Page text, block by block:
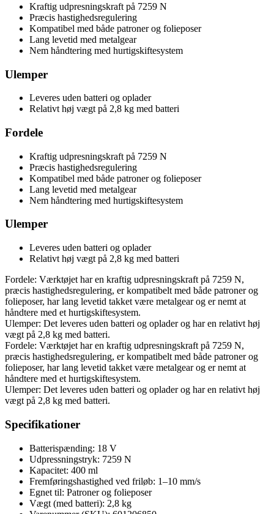
Kraftig udpresningskraft på 7259 N
Præcis hastighedsregulering
Kompatibel med både patroner og folieposer
Lang levetid med metalgear
Nem håndtering med hurtigskiftesystem
Ulemper
Leveres uden batteri og oplader
Relativt høj vægt på 2,8 kg med batteri
Fordele
Kraftig udpresningskraft på 7259 N
Præcis hastighedsregulering
Kompatibel med både patroner og folieposer
Lang levetid med metalgear
Nem håndtering med hurtigskiftesystem
Ulemper
Leveres uden batteri og oplader
Relativt høj vægt på 2,8 kg med batteri
Fordele: Værktøjet har en kraftig udpresningskraft på 7259 N,
præcis hastighedsregulering, er kompatibelt med både patroner og
folieposer, har lang levetid takket være metalgear og er nemt at
håndtere med et hurtigskiftesystem.
Ulemper: Det leveres uden batteri og oplader og har en relativt høj
vægt på 2,8 kg med batteri.
Fordele: Værktøjet har en kraftig udpresningskraft på 7259 N,
præcis hastighedsregulering, er kompatibelt med både patroner og
folieposer, har lang levetid takket være metalgear og er nemt at
håndtere med et hurtigskiftesystem.
Ulemper: Det leveres uden batteri og oplader og har en relativt høj
vægt på 2,8 kg med batteri.
Specifikationer
Batterispænding: 18 V
Udpressningstryk: 7259 N
Kapacitet: 400 ml
Fremføringshastighed ved friløb: 1–10 mm/s
Egnet til: Patroner og folieposer
Vægt (med batteri): 2,8 kg